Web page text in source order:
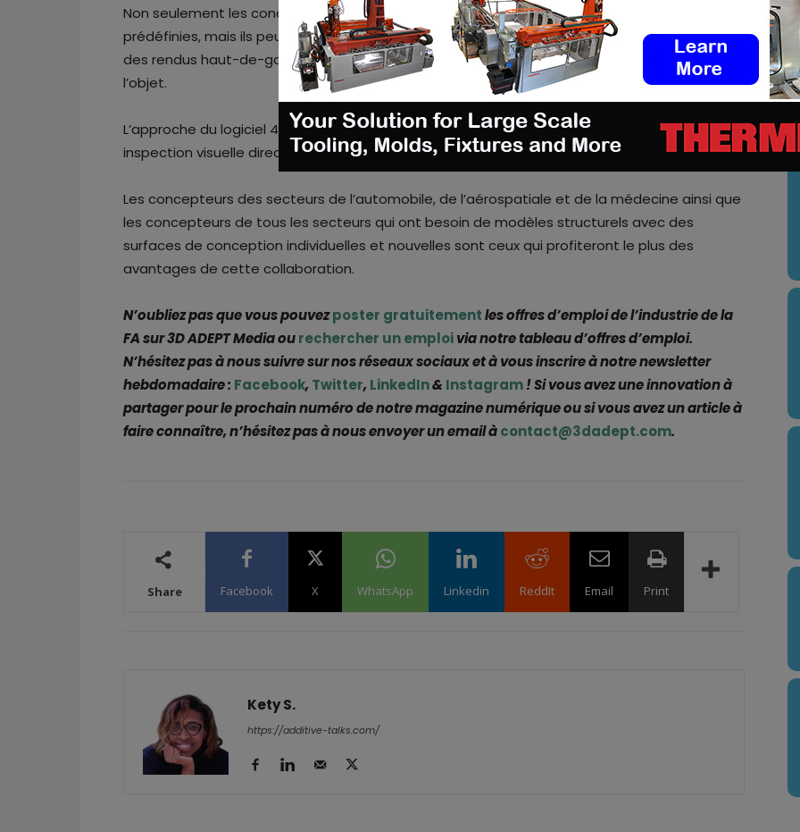
Non seulement les concepteurs peuvent désormais profiter de plus de 5 000 textures
prédéfinies, mais ils peuvent également créer différentes variations de l’objet, expérimenter
des rendus haut-de-gamme variables, les visualiser en temps réel et afficher les effets sur
l’objet.
L’approche du logiciel 4D_Additive étant basée sur des modèles CAO précis, elle permet une
inspection visuelle directe et garantit un haut niveau de précision.
Les concepteurs des secteurs de l’automobile, de l’aérospatiale et de la médecine ainsi que
les concepteurs de tous les secteurs qui ont besoin de modèles structurels avec des
surfaces de conception individuelles et nouvelles sont ceux qui profiteront le plus des
avantages de cette collaboration.
N’oubliez pas que vous pouvezposter gratuitementles offres d’emploi de l’industrie de la
FA sur 3D ADEPT Media ourechercher un emploivia notre tableau d’offres d’emploi.
N’hésitez pas à nous suivre sur nos réseaux sociaux et à vous inscrire à notre newsletter
hebdomadaire : Facebook,Twitter,LinkedIn& Instagram! Si vous avez une innovation à
partager pour le prochain numéro de notre magazine numérique ou si vous avez un article à
faire connaître, n’hésitez pas à nous envoyer un email àcontact@3dadept.com.
Share Facebook X WhatsApp Linkedin ReddIt Email Print
Kety S.
https://additive-talks.com/